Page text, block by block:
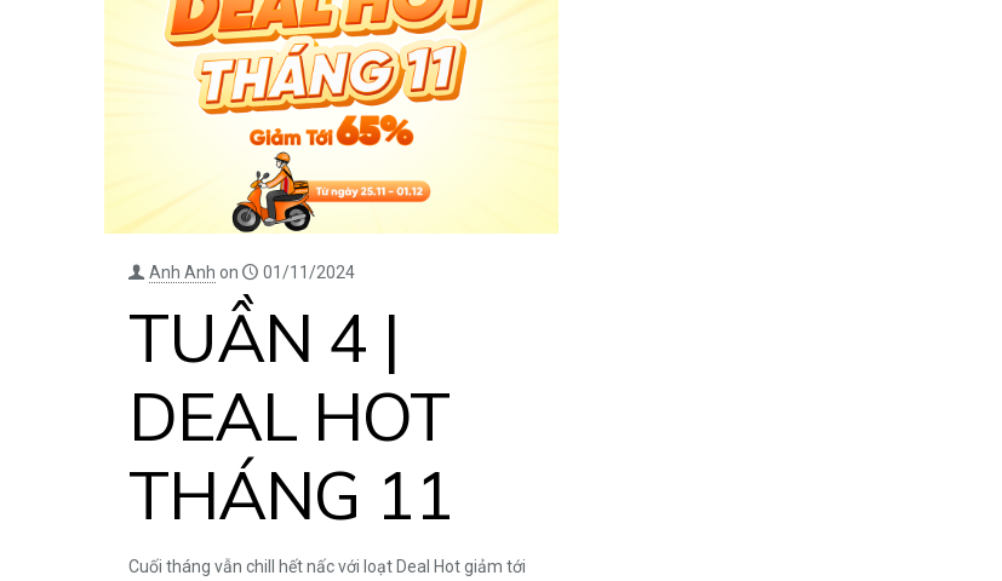
Anh Anh on 01/11/2024
TUẦN 4 |
DEAL HOT
THÁNG 11
Cuối tháng vẫn chill hết nấc với loạt Deal Hot giảm tới